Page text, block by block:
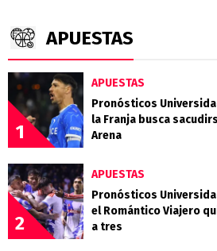
APUESTAS
1
APUESTAS
Pronósticos
la Franja busca
Arena
2
APUESTAS
Pronósticos
el Romántico Viajero
a tres